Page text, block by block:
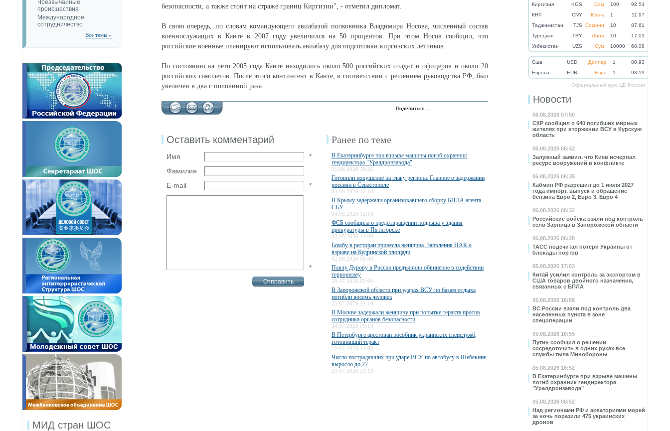
Киргизия
KGS Сом 100
92.54
КНР
CNY Юань 1
11.97
Таджикистан
TJS Сомони 10
87.61
Турецкая
TRY Лира 10
17.03
Узбекистан
UZS Сум 10000 68.08
Cша USD Доллар 1
80.93
Eвропа
EUR Евро 1 93.19
Официальный курс ЦБ России
Новости
06.08.2026 07:50
СКР сообщил о 640 погибших мирных
жителях при вторжении ВСУ в Курскую
область
06.08.2026 06:42
Залужный заявил, что Киев исчерпал
ресурс вооружений в конфликте
06.08.2026 06:35
Кабмин РФ разрешил до 1 июля 2027
года импорт, выпуск и обращение
бензина Евро 2, Евро 3, Евро 4
06.08.2026 06:32
Российские войска взяли под контроль
село Зарница в Запорожской области
06.08.2026 06:28
ТАСС подсчитал потери Украины от
блокады портов
05.08.2026 17:03
Китай усилил контроль за экспортом в
США товаров двойного назначения,
связанных с БПЛА
05.08.2026 16:58
ВС России взяли под контроль два
населенных пункта в зоне
спецоперации
05.08.2026 16:55
Путин сообщил о решении
сосредоточить в одних руках все
службы тыла Минобороны
05.08.2026 16:52
В Екатеринбурге при взрыве машины
погиб охранник гендиректора
"Уралдронзавода"
05.08.2026 08:52
Над регионами РФ и акваториями морей
за ночь поразили 475 украинских
дронов
Чрезвычайные
происшествия
Международное
сотрудничество
Все темы »
МИД стран ШОС
безопасности, а также стоит на страже границ Киргизии", - отметил дипломат.
В свою очередь, по словам командующего авиабазой полковника Владимира Носова, численный состав
военнослужащих в Канте в 2007 году увеличился на 50 процентов. При этом Носов сообщил, что
российские военные планируют использовать авиабазу для подготовки киргизских летчиков.
По состоянию на лето 2005 года Канте находились около 500 российских солдат и офицеров и около 20
российских самолетов. После этого контингент в Канте, в соответствии с решением руководства РФ, был
увеличен в два с половиной раза.
Поделиться…
Оставить комментарий
Имя
*
Фамилия
E-mail
*
*
Ранее по теме
В Екатеринбурге при взрыве машины погиб охранник
гендиректора "Уралдронзавода"
05.08.2026 16:52
Готовили покушение на главу региона. Главное о задержании
россиян в Севастополе
04.08.2026 12:18
В Крыму задержали организовавшего сборку БПЛА агента
СБУ
04.08.2026 12:14
ФСБ сообщила о предотвращении подрыва у здания
прокуратуры в Пятигорске
03.08.2026 11:09
Бомбу в ресторан принесла женщина. Заявления НАК о
взрыве на Кудринской площади
02.08.2026 06:30
Павлу Дурову в России предъявили обвинение в содействии
терроризму
29.07.2026 09:04
В Запорожской области при ударах ВСУ по базам отдыха
погибли восемь человек
25.07.2026 12:19
В Москве задержали женщину при попытке теракта против
сотрудника органов безопасности
24.07.2026 09:19
В Петербурге арестован пособник украинских спецслужб,
готовивший теракт
22.07.2026 11:08
Число пострадавших при ударе ВСУ по автобусу в Шебекине
выросло до 27
20.07.2026 21:19